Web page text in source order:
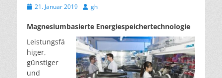
Veröffentlicht
21. Januar 2019 Autor
gh
Magnesiumbasierte Energiespeichertechnologie
Leistungsfä
higer,
günstiger
und